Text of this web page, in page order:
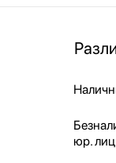
юр. лиц